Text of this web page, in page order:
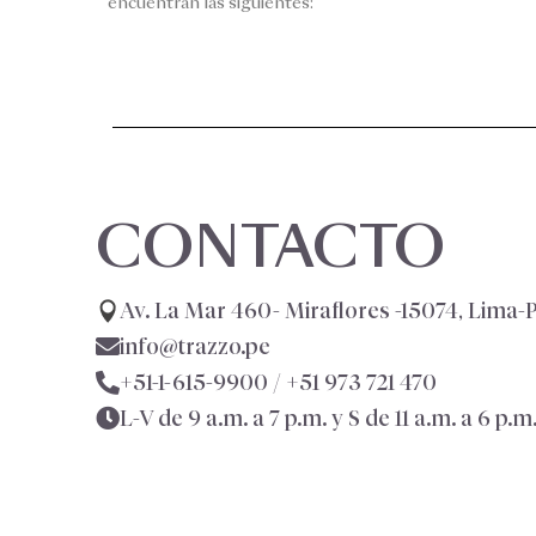
CONTACTO
Av. La Mar 460- Miraflores -15074, Lima-
info@trazzo.pe
+51-1-615-9900 / +51 973 721 470
L-V de 9 a.m. a 7 p.m. y S de 11 a.m. a 6 p.m.